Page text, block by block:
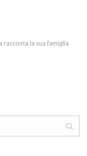
racconta la sua famiglia